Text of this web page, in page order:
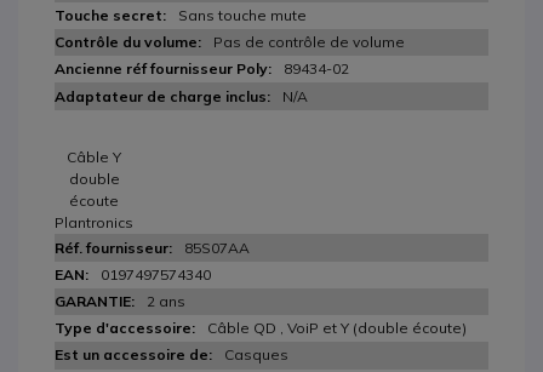
Sans touche mute
Pas de contrôle de volume
89434-02
N/A
Câble Y
double
écoute
Plantronics
85S07AA
0197497574340
2 ans
Câble QD , VoiP et Y (double écoute)
Casques